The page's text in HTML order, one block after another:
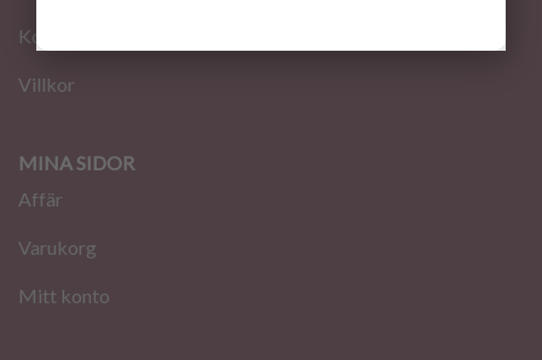
Kontakt
Villkor
MINA SIDOR
Affär
Varukorg
Mitt konto